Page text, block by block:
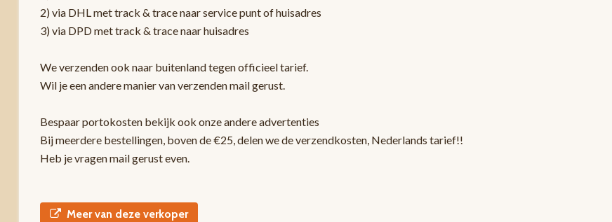
2) via DHL met track & trace naar service punt of huisadres
3) via DPD met track & trace naar huisadres
We verzenden ook naar buitenland tegen officieel tarief.
Wil je een andere manier van verzenden mail gerust.
Bespaar portokosten bekijk ook onze andere advertenties
Bij meerdere bestellingen, boven de €25, delen we de verzendkosten, Nederlands tarief!!
Heb je vragen mail gerust even.
Meer van deze verkoper